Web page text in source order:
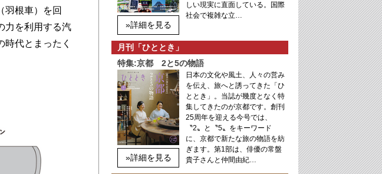
羽根車）を回
力を利用する汽
代とまったく
»詳細を見る
しい現実に直面している。国際
社会で複雑な立…
月刊「ひととき」
特集:京都 2と5の物語
»詳細を見る
日本の文化や風土、人々の営み
を伝え、旅へと誘ってきた「ひ
ととき」。当誌が幾度となく特
集してきたのが京都です。創刊
25周年を迎える今号では、
〝2〟と〝5〟をキーワード
に、京都で新たな旅の物語を紡
ぎます。第1部は、俳優の常盤
貴子さんと仲間由紀…